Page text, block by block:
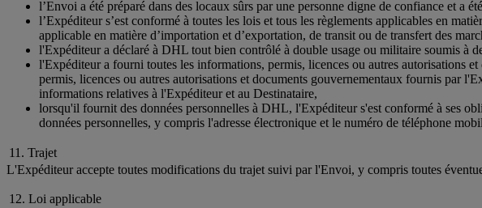
l’Envoi a été préparé dans des locaux sûrs par une personne digne de confiance et a
l’Expéditeur s’est conformé à toutes les lois et tous les règlements applicables en
applicable en matière d’importation et d’exportation, de transit ou de transfert des
l'Expéditeur a déclaré à DHL tout bien contrôlé à double usage ou militaire soumis à
l'Expéditeur a fourni toutes les informations, permis, licences ou autres autorisations
permis, licences ou autres autorisations et documents gouvernementaux fournis par
informations relatives à l'Expéditeur et au Destinataire,
lorsqu'il fournit des données personnelles à DHL, l'Expéditeur s'est conformé à ses
données personnelles, y compris l'adresse électronique et le numéro de téléphone
11. Trajet
L'Expéditeur accepte toutes modifications du trajet suivi par l'Envoi, y compris toutes
12. Loi applicable